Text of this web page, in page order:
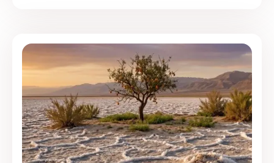
וכן במגוון גלעיניים נוספים. בשנים האחרונות הפך
עש המשמש לאחד המזיקים העיקריים בישראל
במטעים גלעיניים. על פי הדוח […]